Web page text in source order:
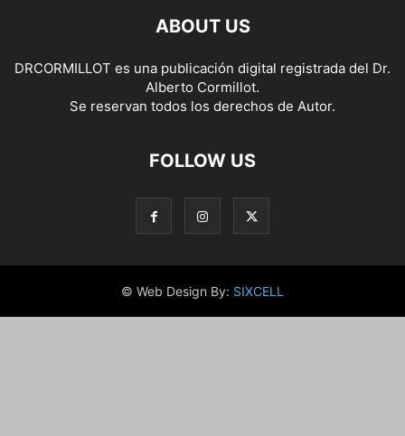
ABOUT US
DRCORMILLOT es una publicación digital registrada del Dr.
Alberto Cormillot.
Se reservan todos los derechos de Autor.
FOLLOW US
© Web Design By: SIXCELL